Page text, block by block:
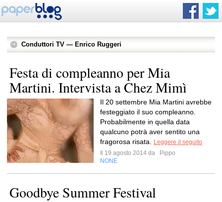
Conduttori TV — Enrico Ruggeri
Festa di compleanno per Mia
Martini. Intervista a Chez Mimì
Il 20 settembre Mia Martini avrebbe
festeggiato il suo compleanno.
Probabilmente in quella data
qualcuno potrà aver sentito una
fragorosa risata.
Leggere il seguito
Il 19 agosto 2014 da
Pippo
NONE
Goodbye Summer Festival